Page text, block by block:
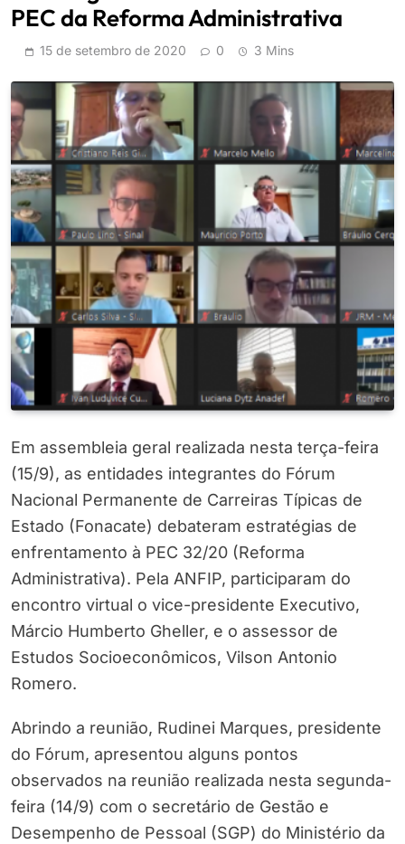
PEC da Reforma Administrativa
15 de setembro de 2020 0 3 Mins
Em assembleia geral realizada nesta terça-feira
(15/9), as entidades integrantes do Fórum
Nacional Permanente de Carreiras Típicas de
Estado (Fonacate) debateram estratégias de
enfrentamento à PEC 32/20 (Reforma
Administrativa). Pela ANFIP, participaram do
encontro virtual o vice-presidente Executivo,
Márcio Humberto Gheller, e o assessor de
Estudos Socioeconômicos, Vilson Antonio
Romero.
Abrindo a reunião, Rudinei Marques, presidente
do Fórum, apresentou alguns pontos
observados na reunião realizada nesta segunda-
feira (14/9) com o secretário de Gestão e
Desempenho de Pessoal (SGP) do Ministério da